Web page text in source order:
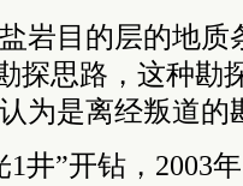
岩目的层的地质
探思路，这种
为是离经叛道的
井”开钻，2003